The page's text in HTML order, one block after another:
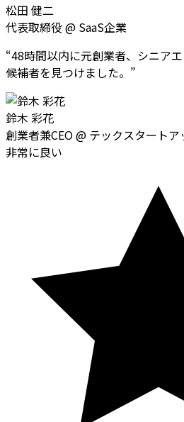
松田 健二
代表取締役 @ SaaS企業
“48時間以内に元創業者、シニア
候補者を見つけました。 ”
鈴木 彩花
創業者兼CEO@ テックスタートア
非常に良い